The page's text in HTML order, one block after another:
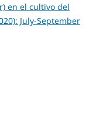
en el cultivo del
July-September